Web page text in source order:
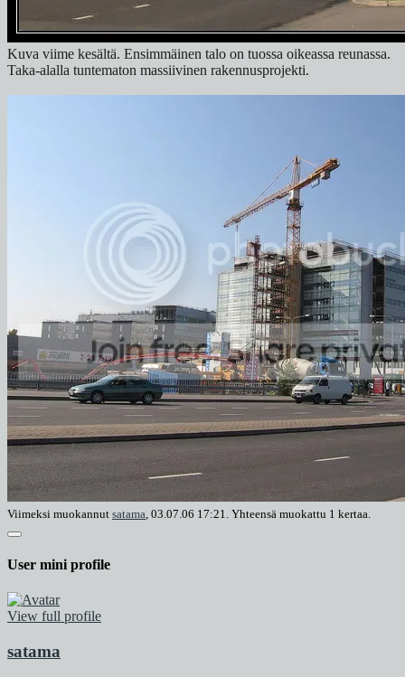
Kuva viime kesältä. Ensimmäinen talo on tuossa oikeassa reunassa.
Taka-alalla tuntematon massiivinen rakennusprojekti.
Viimeksi muokannut satama , 03.07.06 17:21. Yhteensä muokattu 1 kertaa.
User mini profile
View full profile
satama